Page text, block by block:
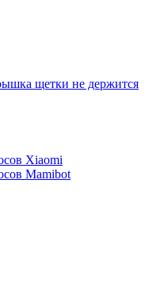
щетки не держится
Xiaomi
Mamibot